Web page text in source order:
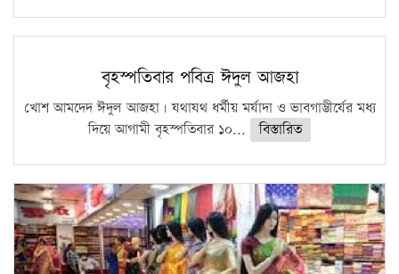
বৃহস্পতিবার পবিত্র ঈদুল আজহা
খোশ আমদেদ ঈদুল আজহা। যথাযথ ধর্মীয় মর্যাদা ও ভাবগাম্ভীর্যের মধ্য
দিয়ে আগামী বৃহস্পতিবার ১০...
বিস্তারিত